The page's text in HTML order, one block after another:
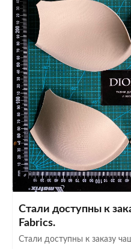
Стали доступны к
Fabrics.
Стали доступны к заказу